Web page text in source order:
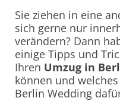
Sie ziehen in eine
sich gerne nur
verändern? Dann
einige Tipps und
Ihren Umzug in
können und
Berlin Wedding